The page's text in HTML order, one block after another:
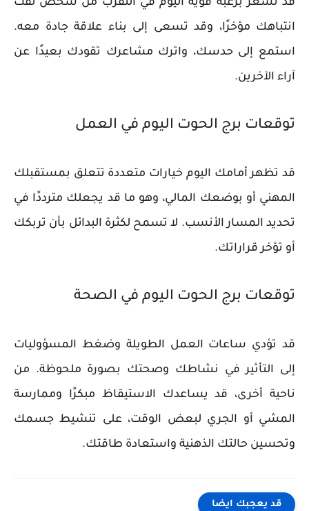
قد تشعر برغبة قوية اليوم في التقرب من شخص لفت
انتباهك مؤخرًا، وقد تسعى إلى بناء علاقة جادة معه.
استمع إلى حدسك، واترك مشاعرك تقودك بعيدًا عن
آراء الآخرين.
توقعات برج الحوت اليوم في العمل
قد تظهر أمامك اليوم خيارات متعددة تتعلق بمستقبلك
المهني أو بوضعك المالي، وهو ما قد يجعلك مترددًا في
تحديد المسار الأنسب. لا تسمح لكثرة البدائل بأن تربكك
أو تؤخر قراراتك.
توقعات برج الحوت اليوم في الصحة
قد تؤدي ساعات العمل الطويلة وضغط المسؤوليات
إلى التأثير في نشاطك وصحتك بصورة ملحوظة. من
ناحية أخرى، قد يساعدك الاستيقاظ مبكرًا وممارسة
المشي أو الجري لبعض الوقت، على تنشيط جسمك
وتحسين حالتك الذهنية واستعادة طاقتك.
قد يعجبك ايضا